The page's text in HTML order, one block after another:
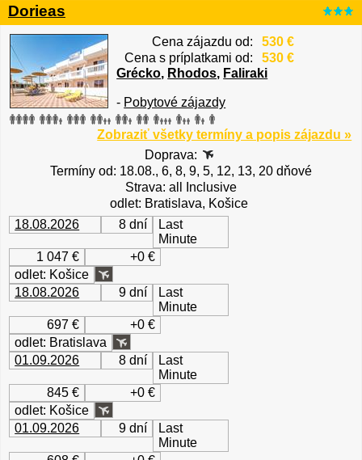
Dorieas
Cena zájazdu od:
530 €
Cena s príplatkami od:
530 €
Grécko, Rhodos, Faliraki
- Pobytové zájazdy
Zobraziť všetky termíny a popis zájazdu »
Doprava:
Termíny od: 18.08., 6, 8, 9, 5, 12, 13, 20 dňové
Strava: all Inclusive
odlet: Bratislava, Košice
18.08.2026
8 dní
Last
Minute
1 047 €
+0 €
odlet: Košice
18.08.2026
9 dní
Last
Minute
697 €
+0 €
odlet: Bratislava
01.09.2026
8 dní
Last
Minute
845 €
+0 €
odlet: Košice
01.09.2026
9 dní
Last
Minute